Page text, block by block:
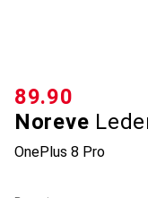
Noreve
OnePlus 8 Pro
CHF
89.90